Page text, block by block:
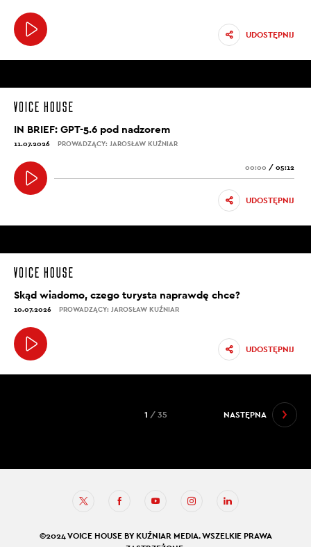
UDOSTĘPNIJ
IN BRIEF: GPT-5.6 pod nadzorem
11.07.2026 PROWADZĄCY: JAROSŁAW KUŹNIAR
00:00 / 05:12
UDOSTĘPNIJ
Skąd wiadomo, czego turysta naprawdę chce?
10.07.2026 PROWADZĄCY: JAROSŁAW KUŹNIAR
UDOSTĘPNIJ
NASTĘPNA
1 / 35
©2024 VOICE HOUSE BY KUŹNIAR MEDIA. WSZELKIE PRAWA